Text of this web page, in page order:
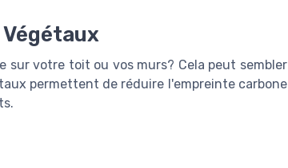
sur votre toit ou vos murs? Cela peut sembler
permettent de réduire l'empreinte carbone